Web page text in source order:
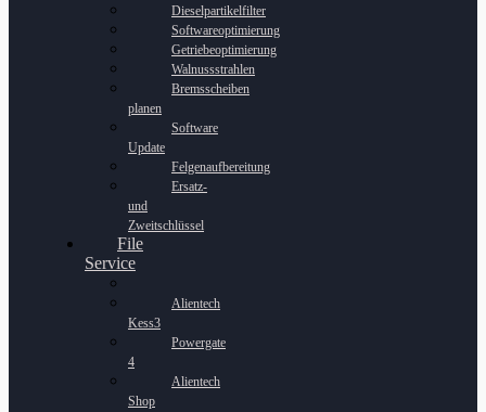
Dieselpartikelfilter
Softwareoptimierung
Getriebeoptimierung
Walnussstrahlen
Bremsscheiben
planen
Software
Update
Felgenaufbereitung
Ersatz-
und
Zweitschlüssel
File
Service
Alientech
Kess3
Powergate
4
Alientech
Shop